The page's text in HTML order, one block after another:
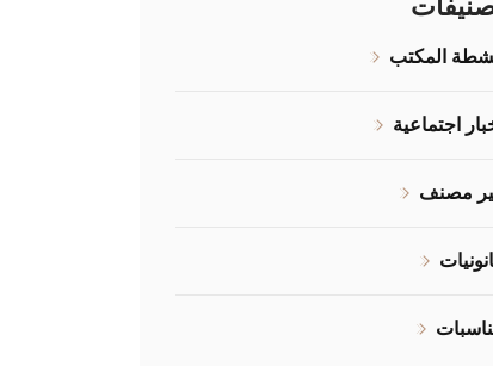
المكتب
اجتماعية
مصنف